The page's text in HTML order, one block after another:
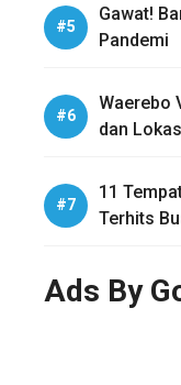
Gawat!
Pandemi
Waerebo
dan
11
Terhits
Ads By